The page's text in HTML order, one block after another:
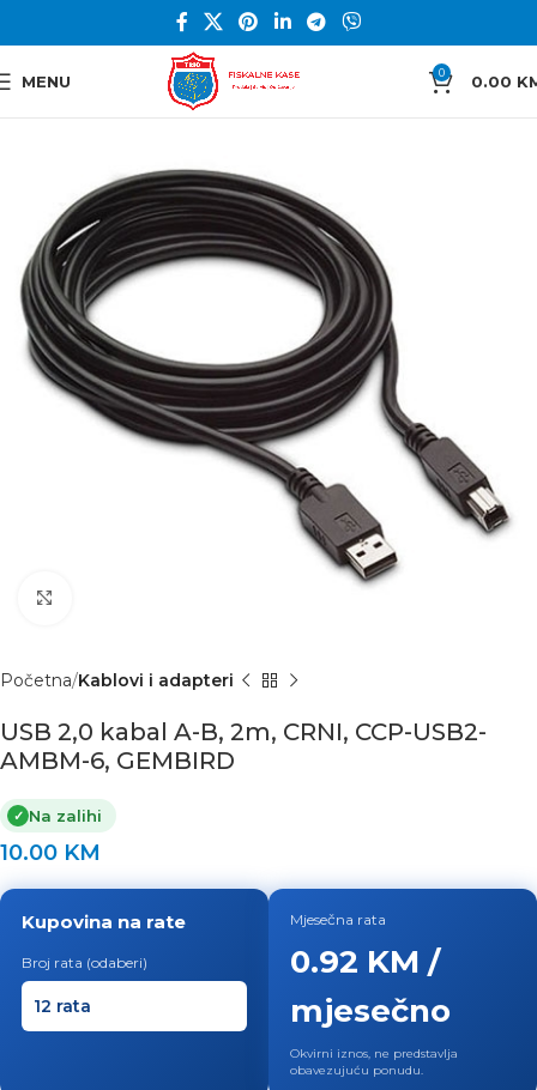
MENU 0 0.00
Početna Kablovi i adapteri
USB 2,0 kabal A-B, 2m, CRNI, CCP-USB2-
AMBM-6, GEMBIRD
✓ Na zalihi
10.00 KM
Kupovina na rate
Broj rata (odaberi)
Mjesečna rata
0.92 KM /
mjesečno
Okvirni iznos, ne predstavlja
obavezujuću ponudu.